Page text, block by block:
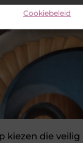
Cookiebeleid
kiezen die